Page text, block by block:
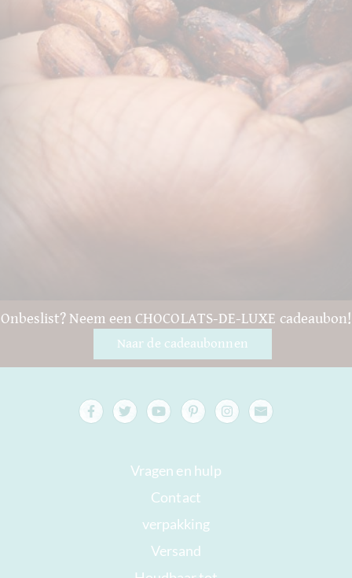
Onbeslist? Neem een CHOCOLATS-DE-LUXE cadeaubon!
Naar de cadeaubonnen
Vragen en hulp
Contact
verpakking
Versand